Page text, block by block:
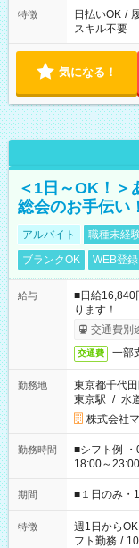
特徴 日払いOK /
スキル不要
気になる！
＜1日～OK！＞
総会のお手伝い！
アルバイト 職種未経
ブランクOK
WEB登
給与
■日給
ります！
交通費別
交通費 一部
勤務地
東京都千代
東京駅 / 水
株式会社
勤務時間
■シフト例
18:00～
etc ★最短で3時間で5,120円のお仕事から 15時間で2万円近く稼
げるお仕事も！ ご希望のお時間に合わせてご紹介
ください！
期間 ■１日のみ・
特徴 週1日からOK
フト勤務 /